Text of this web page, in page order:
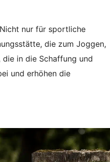
nur für sportliche
die zum Joggen,
die in die Schaffung und
und erhöhen die